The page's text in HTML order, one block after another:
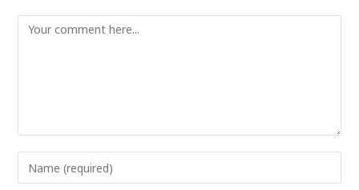
Comment
Enter
your